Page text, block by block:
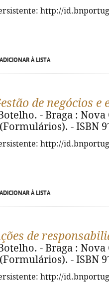
http://
ADICIONAR À LISTA
de negócios
- Braga : Nova
- ISBN
http://
ADICIONAR À LISTA
de
- Braga : Nova
- ISBN
http://